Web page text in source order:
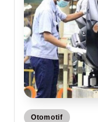
Posted
Otomotif